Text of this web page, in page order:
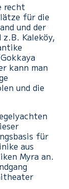
recht
für die
und der
z.B. Kaleköy,
kann man
und die
für
aus
Myra an.